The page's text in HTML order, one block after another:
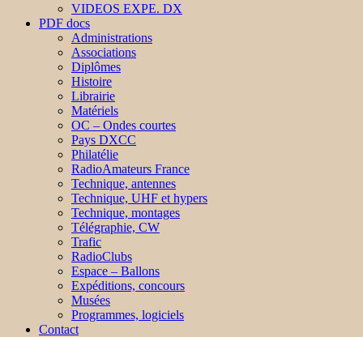
VIDEOS EXPE. DX
PDF docs
Administrations
Associations
Diplômes
Histoire
Librairie
Matériels
OC – Ondes courtes
Pays DXCC
Philatélie
RadioAmateurs France
Technique, antennes
Technique, UHF et hypers
Technique, montages
Télégraphie, CW
Trafic
RadioClubs
Espace – Ballons
Expéditions, concours
Musées
Programmes, logiciels
Contact